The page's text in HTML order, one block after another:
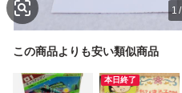
1 /
この商品よりも安い類似商品
本日終了